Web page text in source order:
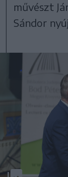
művészt
Sándor